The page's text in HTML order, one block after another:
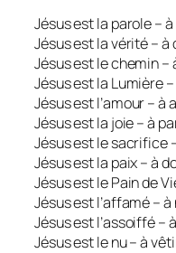
Jésus est la parole –
Jésus est la vérité – à
Jésus est le chemin –
Jésus est la Lumière
Jésus est l’amour – à
Jésus est la joie – à
Jésus est le sacrifice
Jésus est la paix – à
Jésus est le Pain de
Jésus est l’affamé –
Jésus est l’assoiffé –
Jésus est le nu – à